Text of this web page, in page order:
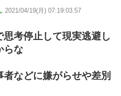
2021/04/19(月) 07:19:03.57
思考停止して現実逃避し
らな
などに嫌がらせや差別